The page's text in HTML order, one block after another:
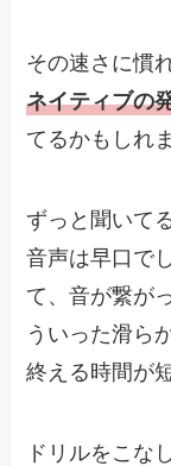
その速さに慣
ネイティブの
てるかもしれ
ずっと聞いて
音声は早口で
て、音が繋が
ういった滑ら
終える時間が
ドリルをこな